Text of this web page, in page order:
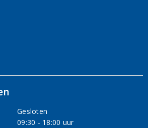
Gesloten
09:30 - 18:00 uur